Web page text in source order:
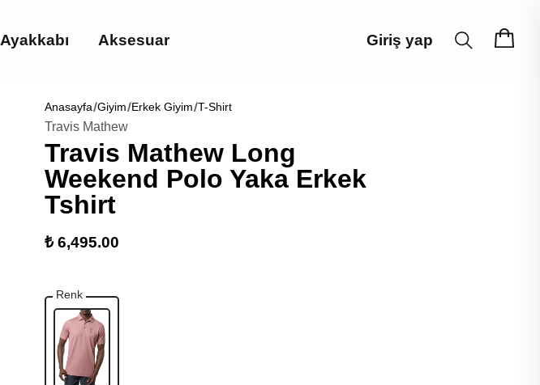
Ayakkabı Aksesuar Giriş yap
Anasayfa Giyim Erkek Giyim T-Shirt
Travis Mathew
Travis Mathew Long
Weekend Polo Yaka Erkek
Tshirt
₺ 6,495.00
Renk